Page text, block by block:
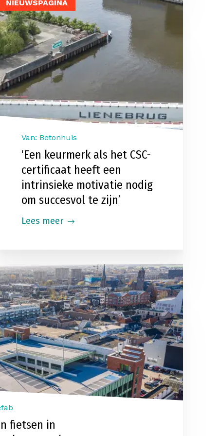
NIEUWSPAGINA
Van: Betonhuis
‘Een keurmerk als het CSC-
certificaat heeft een
intrinsieke motivatie nodig
om succesvol te zijn’
Lees meer
fietsen in